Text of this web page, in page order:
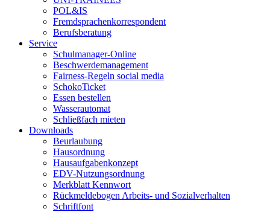
POL&IS
Fremdsprachenkorrespondent
Berufsberatung
Service
Schulmanager-Online
Beschwerdemanagement
Fairness-Regeln social media
SchokoTicket
Essen bestellen
Wasserautomat
Schließfach mieten
Downloads
Beurlaubung
Hausordnung
Hausaufgabenkonzept
EDV-Nutzungsordnung
Merkblatt Kennwort
Rückmeldebogen Arbeits- und Sozialverhalten
Schriftfont